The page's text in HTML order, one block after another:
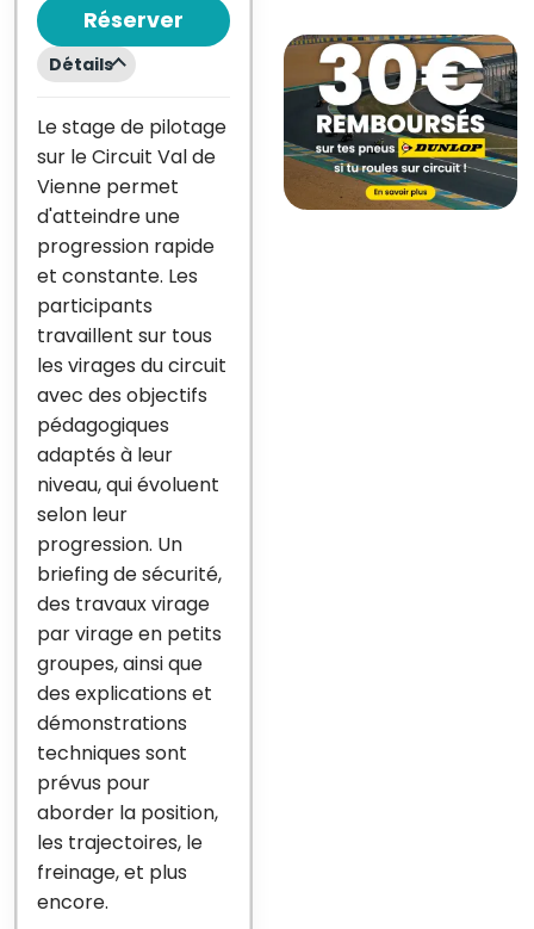
Réserver
Détails
Le stage de pilotage
sur le Circuit Val de
Vienne permet
d'atteindre une
progression rapide
et constante. Les
participants
travaillent sur tous
les virages du circuit
avec des objectifs
pédagogiques
adaptés à leur
niveau, qui évoluent
selon leur
progression. Un
briefing de sécurité,
des travaux virage
par virage en petits
groupes, ainsi que
des explications et
démonstrations
techniques sont
prévus pour
aborder la position,
les trajectoires, le
freinage, et plus
encore.